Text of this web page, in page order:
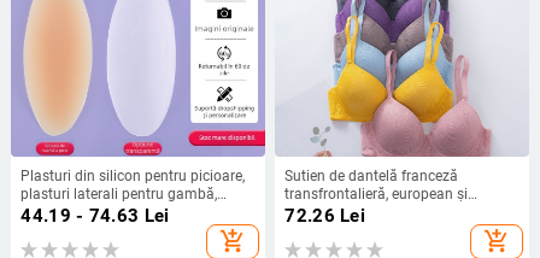
Plasturi din silicon pentru picioare,
plasturi laterali pentru gambă,
plasturi anti-irritație pentru
interiorul coapsei, plasturi pentru
picioare drepte, subțiri, invizibili,
44.19 - 74.63 Lei
add_shopping_cart
Sutien de dantelă franceză
transfrontalieră, european și
american, de mărime mare, subțire,
cu armatură, cu push-up, lenjerie
intimă ultra-subțire
72.26 Lei
add_shopping_cart